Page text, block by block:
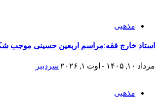
مذهبی
استاد خارج فقه:مراسم اربعین حسینی موجب
مرداد ۱۰, ۱۴۰۵ - اوت ۱, ۲۰۲۶ سردبیر
مذهبی